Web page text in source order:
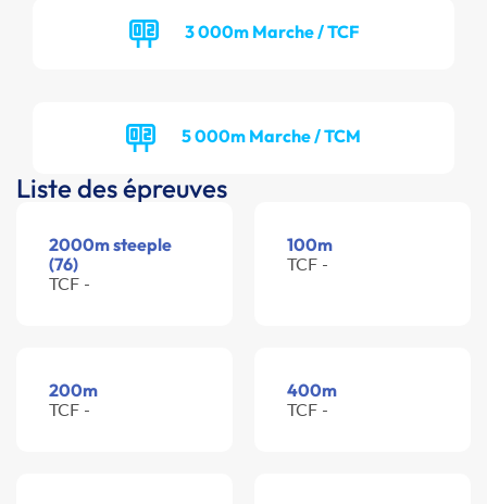
3 000m Marche / TCF
5 000m Marche / TCM
Liste des épreuves
2000m steeple
(76)
TCF -
100m
TCF -
200m
TCF -
400m
TCF -